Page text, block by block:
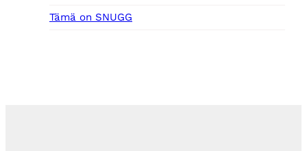
Tämä on SNUGG